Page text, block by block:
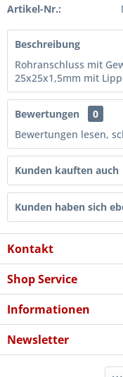
Artikel-Nr.:
Beschreibung
Rohranschluss mit
25x25x1,5mm mit
Bewertungen
0
Bewertungen lesen,
Kunden kauften auch
Kunden haben sich
Kontakt
Shop Service
Informationen
Newsletter